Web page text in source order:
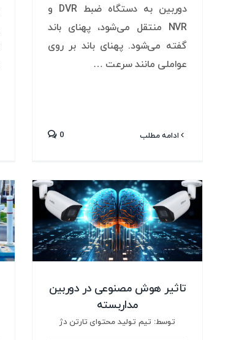
دوربین به دستگاه ضبط DVR و
NVR منتقل می‌شود، پهنای باند
گفته می‌شود. پهنای باند بر روی
عواملی مانند سرعت …
ادامه مطلب 0
تاثیر هوش مصنوعی در دوربین
مداربسته
توسط: تیم تولید محتوای تارتن دژ